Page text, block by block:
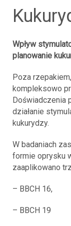
Wpływ
planowanie
Poza
kompleksowo
Doświadczenia
działanie
kukurydzy.
W badaniach
formie oprysku
zaaplikowano
– BBCH 16,
– BBCH 19